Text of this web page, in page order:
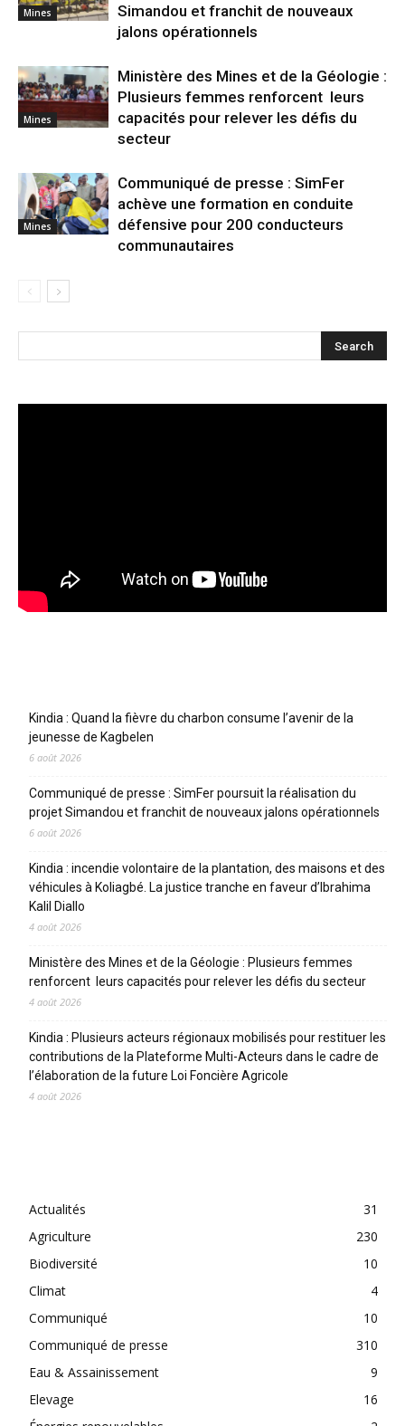
Mines
Simandou et franchit de nouveaux
jalons opérationnels
Mines
Ministère des Mines et de la Géologie :
Plusieurs femmes renforcent leurs
capacités pour relever les défis du
secteur
Mines
Communiqué de presse : SimFer
achève une formation en conduite
défensive pour 200 conducteurs
communautaires
Kindia : Quand la fièvre du charbon consume l’avenir de la
jeunesse de Kagbelen
6 août 2026
Communiqué de presse : SimFer poursuit la réalisation du
projet Simandou et franchit de nouveaux jalons opérationnels
6 août 2026
Kindia : incendie volontaire de la plantation, des maisons et des
véhicules à Koliagbé. La justice tranche en faveur d’Ibrahima
Kalil Diallo
4 août 2026
Ministère des Mines et de la Géologie : Plusieurs femmes
renforcent leurs capacités pour relever les défis du secteur
4 août 2026
Kindia : Plusieurs acteurs régionaux mobilisés pour restituer les
contributions de la Plateforme Multi-Acteurs dans le cadre de
l’élaboration de la future Loi Foncière Agricole
4 août 2026
Actualités
31
Agriculture
230
Biodiversité
10
Climat
4
Communiqué
10
Communiqué de presse
310
Eau & Assainissement
9
Elevage
16